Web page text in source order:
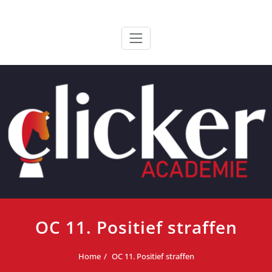
ClickerAcademie
OC 11. Positief straffen
Home OC 11. Positief straffen